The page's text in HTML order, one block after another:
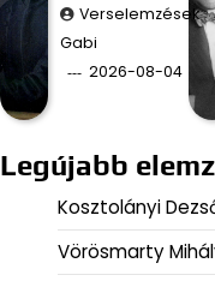
Verselemzések
Gabi
2026-08-04
Legújabb
Kosztolányi
Vörösmarty